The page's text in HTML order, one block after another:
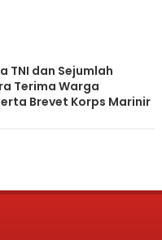
TNI dan Sejumlah
Terima Warga
Brevet Korps Marinir